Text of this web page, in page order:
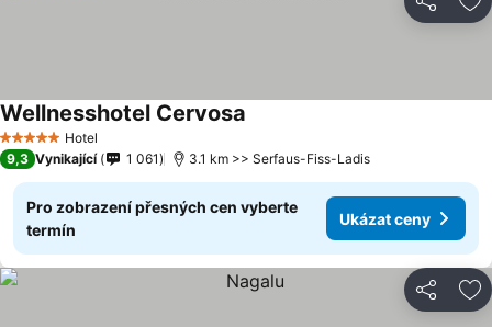
Sdílet
5 Počet hvězdiček
Hotel
Wellnesshotel Cervosa
9,3 Vynikající 1 061 3.1 km >> Serfaus-Fiss-Ladis
Pro zobrazení přesných cen vyberte
termín
Ukázat ceny
Sdílet